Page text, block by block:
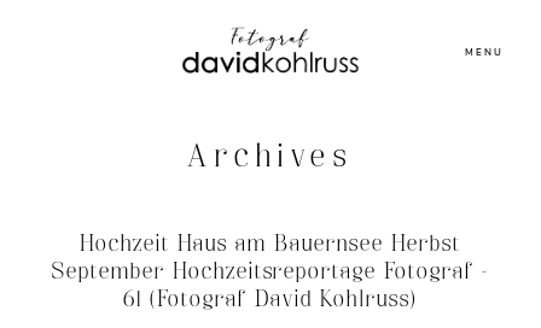
MENU
Archives
Hochzeit Haus am Bauernsee Herbst
September Hochzeitsreportage Fotograf –
61 (Fotograf David Kohlruss)